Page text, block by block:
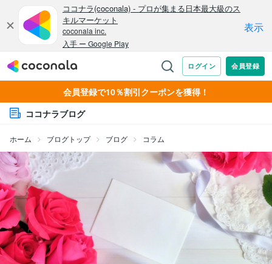
会員登録で10％割引クーポンを獲得！
ココナラブログ
ホーム ブログトップ ブログ コラム